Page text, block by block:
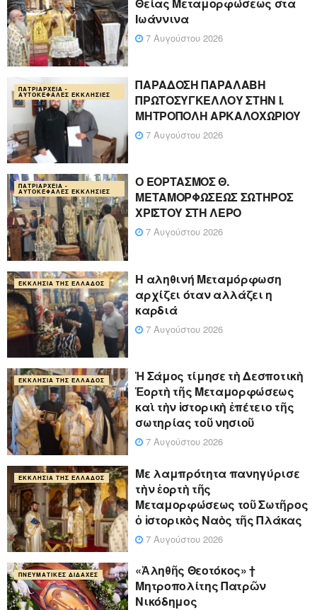
Ιωάννινα
7 Αυγούστου 2026
ΠΑΤΡΙΑΡΧΕΊΑ -
ΑΥΤΟΚΈΦΑΛΕΣ ΕΚΚΛΗΣΊΕΣ
ΠΑΡΑΔΟΣΗ ΠΑΡΑΛΑΒΗ
ΠΡΩΤΟΣΥΓΚΕΛΛΟΥ ΣΤΗΝ Ι.
ΜΗΤΡΟΠΟΛΗ ΑΡΚΑΛΟΧΩΡΙΟΥ
7 Αυγούστου 2026
ΠΑΤΡΙΑΡΧΕΊΑ -
ΑΥΤΟΚΈΦΑΛΕΣ ΕΚΚΛΗΣΊΕΣ
Ο ΕΟΡΤΑΣΜΟΣ Θ.
ΜΕΤΑΜΟΡΦΩΣΕΩΣ ΣΩΤΗΡΟΣ
ΧΡΙΣΤΟΥ ΣΤΗ ΛΕΡΟ
7 Αυγούστου 2026
ΕΚΚΛΗΣΊΑ ΤΗΣ ΕΛΛΆΔΟΣ
Η αληθινή Μεταμόρφωση
αρχίζει όταν αλλάζει η
καρδιά
7 Αυγούστου 2026
ΕΚΚΛΗΣΊΑ ΤΗΣ ΕΛΛΆΔΟΣ
Ἡ Σάμος τίμησε τὴ Δεσποτικὴ
Ἑορτὴ τῆς Μεταμορφώσεως
καὶ τὴν ἱστορικὴ ἐπέτειο τῆς
σωτηρίας τοῦ νησιοῦ
7 Αυγούστου 2026
ΕΚΚΛΗΣΊΑ ΤΗΣ ΕΛΛΆΔΟΣ
Με λαμπρότητα πανηγύρισε
τὴν ἑορτὴ τῆς
Μεταμορφώσεως τοῦ Σωτῆρος
ὁ ἱστορικὸς Ναὸς τῆς Πλάκας
7 Αυγούστου 2026
ΠΝΕΥΜΑΤΙΚΈΣ ΔΙΔΑΧΈΣ
«Ἀληθῆς Θεοτόκος» †
Μητροπολίτης Πατρῶν
Νικόδημος